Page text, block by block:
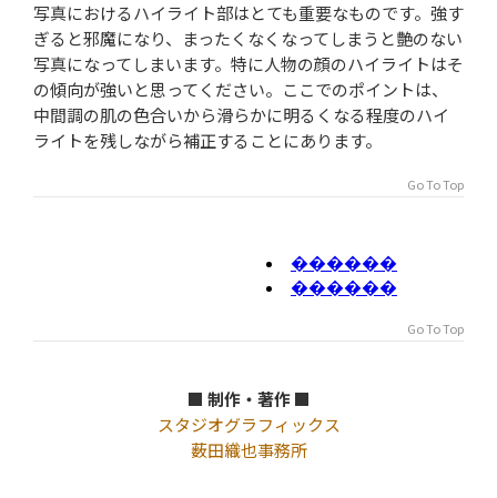
写真におけるハイライト部はとても重要なものです。強す
ぎると邪魔になり、まったくなくなってしまうと艶のない
写真になってしまいます。特に人物の顔のハイライトはそ
の傾向が強いと思ってください。ここでのポイントは、
中間調の肌の色合いから滑らかに明るくなる程度のハイ
ライトを残しながら補正することにあります。
Go To Top
Go To Top
■ 制作・著作 ■
スタジオグラフィックス
薮田織也事務所